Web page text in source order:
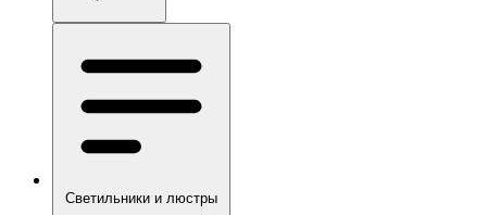
Светильники и люстры